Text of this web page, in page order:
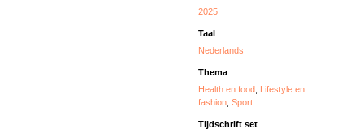
2025
Taal
Nederlands
Thema
Health en food Lifestyle en
fashion ,Sport
Tijdschrift set